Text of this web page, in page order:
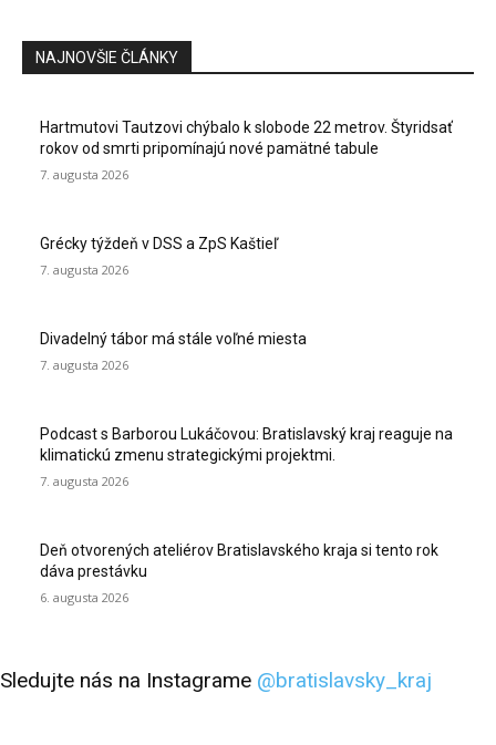
NAJNOVŠIE ČLÁNKY
Hartmutovi Tautzovi chýbalo k slobode 22 metrov. Štyridsať
rokov od smrti pripomínajú nové pamätné tabule
7. augusta 2026
Grécky týždeň v DSS a ZpS Kaštieľ
7. augusta 2026
Divadelný tábor má stále voľné miesta
7. augusta 2026
Podcast s Barborou Lukáčovou: Bratislavský kraj reaguje na
klimatickú zmenu strategickými projektmi.
7. augusta 2026
Deň otvorených ateliérov Bratislavského kraja si tento rok
dáva prestávku
6. augusta 2026
Sledujte nás na Instagrame @bratislavsky_kraj